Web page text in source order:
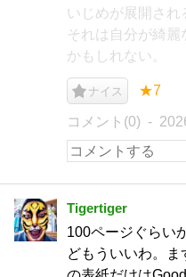
いじめが展開され
それは自分が綺
かもしれない。
ナイス ★7
コメント(0)
Tigertiger
100ページぐらい
どもういいわ。